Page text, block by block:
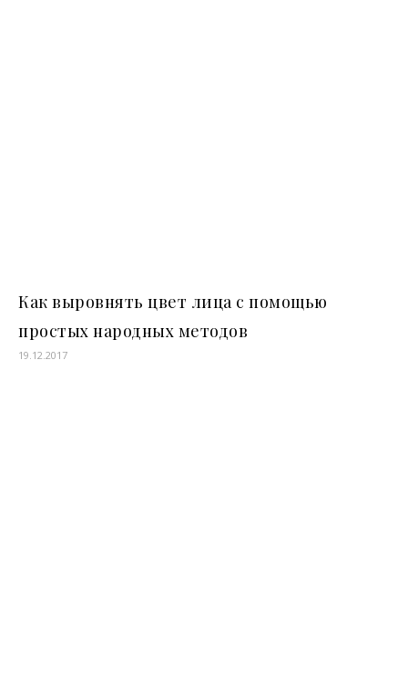
Как выровнять цвет лица с помощью
простых народных методов
19.12.2017